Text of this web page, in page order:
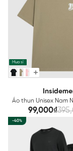
Mua sỉ
Áo thun Unisex Nam
Cotton
99,000₫
-40%